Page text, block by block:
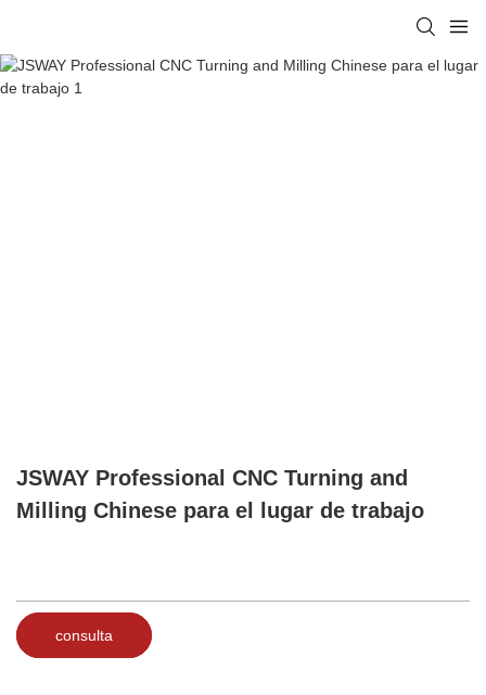
JSWAY Professional CNC Turning and
Milling Chinese para el lugar de trabajo
consulta